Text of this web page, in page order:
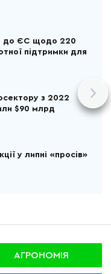
до ЄС щодо 220
підтримки для
з 2022
$90 млрд
у липні «просів»
АГРОНОМІЯ